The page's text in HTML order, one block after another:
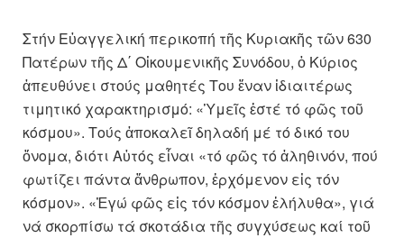
Στήν Εὐαγγελική περικοπή τῆς Κυριακῆς τῶν 630
Πατέρων τῆς Δ΄ Οἰκουμενικῆς Συνόδου, ὁ Κύριος
ἀπευθύνει στούς μαθητές Του ἕναν ἰδιαιτέρως
τιμητικό χαρακτηρισμό: «Ὑμεῖς ἐστέ τό φῶς τοῦ
κόσμου». Τούς ἀποκαλεῖ δηλαδή μέ τό δικό του
ὄνομα, διότι Αὐτός εἶναι «τό φῶς τό ἀληθινόν, πού
φωτίζει πάντα ἄνθρωπον, ἐρχόμενον εἰς τόν
κόσμον». «Ἐγώ φῶς εἰς τόν κόσμον ἐλήλυθα», γιά
νά σκορπίσω τά σκοτάδια τῆς συγχύσεως καί τοῦ